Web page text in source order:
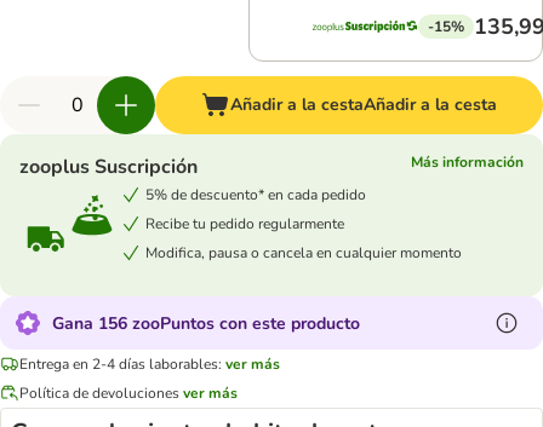
-15%
Añadir a la cestaAñadir a la cesta
zooplus Suscripción
Más información
5% de descuento* en cada pedido
Recibe tu pedido regularmente
Modifica, pausa o cancela en cualquier momento
Gana 156 zooPuntos con este producto
Entrega en 2-4 días laborables: ver más
Política de devolucionesver más